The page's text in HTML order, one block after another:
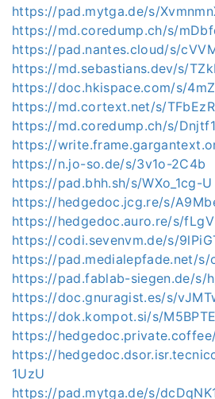
https://pad.mytga.de/s/
https://md.coredump.ch/s/
https://pad.nantes.cloud/s/
https://md.sebastians.dev/s/
https://doc.hkispace.com/s/
https://md.cortext.net/s/
https://md.coredump.ch/s/
https://
https://n.jo-so.de/s/3v1o-2C4b
https://pad.bhh.sh/s/WXo_1cg-U
https://hedgedoc.jcg.re/s/
https://hedgedoc.auro.re/s/
https://codi.sevenvm.de/s/
https://pad.medialepfade.net/s/
https://pad.fablab-siegen.de/s/
https://doc.gnuragist.es/s/
https://dok.kompot.si/s/
https://
https://
1UzU
https://pad.mytga.de/s/